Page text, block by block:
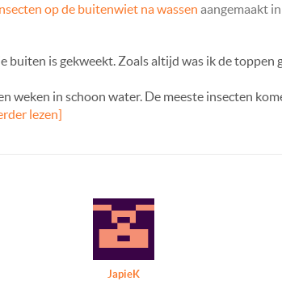
op de buitenwiet na wassen aangemaakt
buiten is gekweekt. Zoals altijd was ik de toppen
weken in schoon water. De meeste insecten
lezen]
JapieK